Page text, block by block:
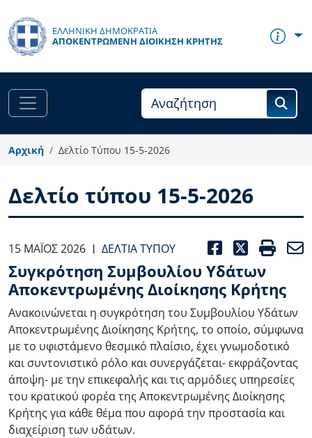
ΕΛΛΗΝΙΚΗ ΔΗΜΟΚΡΑΤΙΑ
ΑΠΟΚΕΝΤΡΩΜΈΝΗ ΔΙΟΊΚΗΣΗ ΚΡΉΤΗΣ
Αρχική Δελτίο Τύπου 15-5-2026
Δελτίο τύπου 15-5-2026
15 ΜΆΙΟΣ 2026 | ΔΕΛΤΊΑ ΤΎΠΟΥ
Συγκρότηση Συμβουλίου Υδάτων
Αποκεντρωμένης Διοίκησης Κρήτης
Ανακοινώνεται η συγκρότηση του Συμβουλίου Υδάτων
Αποκεντρωμένης Διοίκησης Κρήτης, το οποίο, σύμφωνα
με το υφιστάμενο θεσμικό πλαίσιο, έχει γνωμοδοτικό
και συντονιστικό ρόλο και συνεργάζεται- εκφράζοντας
άποψη- με την επικεφαλής και τις αρμόδιες υπηρεσίες
του κρατικού φορέα της Αποκεντρωμένης Διοίκησης
Κρήτης για κάθε θέμα που αφορά την προστασία και
διαχείριση των υδάτων.